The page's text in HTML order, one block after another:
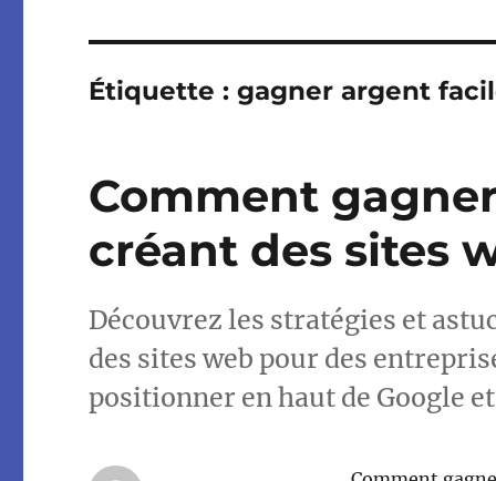
Étiquette :gagner argent
Comment
créant des sites
Découvrez les stratégies et
des sites web pour des
positionner en haut de Google